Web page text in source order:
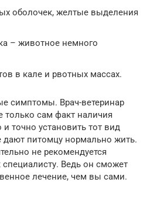
оболочек, желтые выделения
– животное немного
в кале и рвотных массах.
симптомы. Врач-ветеринар
только сам факт наличия
точно установить тот вид
дают питомцу нормально жить.
не рекомендуется
специалисту. Ведь он сможет
лечение, чем вы сами.